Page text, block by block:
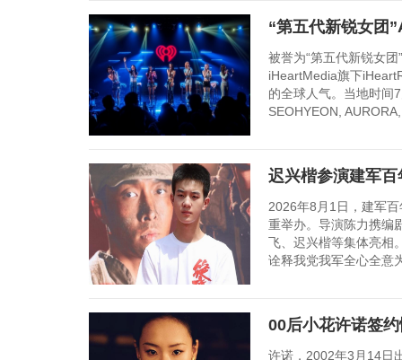
“第五代新锐女团
被誉为“第五代新锐女
iHeartMedia旗下
的全球人气。当地时间
SEOHYEON,
迟兴楷参演建军百
2026年8月1日，建军
重举办。导演陈力携编
飞、迟兴楷等集体亮相
诠释我党我军全心全意
00后小花许诺签
许诺，2002年3月14日